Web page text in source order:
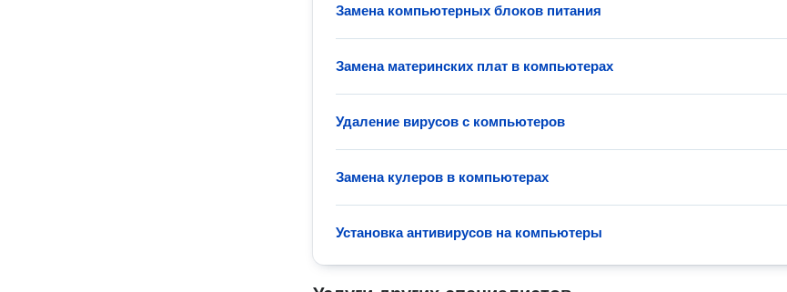
Замена компьютерных блоков питания
Замена материнских плат в компьютерах
Удаление вирусов с компьютеров
Замена кулеров в компьютерах
Установка антивирусов на компьютеры